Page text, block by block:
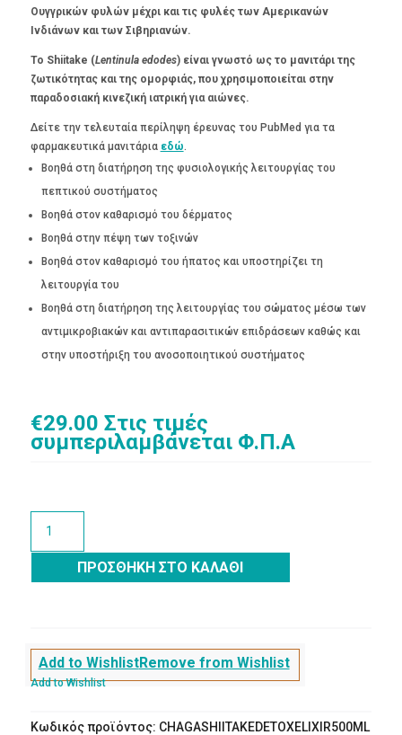
Ουγγρικών φυλών μέχρι και τις φυλές των Αμερικανών
Ινδιάνων και των Σιβηριανών.
Το Shiitake (Lentinula edodes) είναι γνωστό ως το μανιτάρι της
ζωτικότητας και της ομορφιάς, που χρησιμοποιείται στην
παραδοσιακή κινεζική ιατρική για αιώνες.
Δείτε την τελευταία περίληψη έρευνας του PubMed για τα
φαρμακευτικά μανιτάρια εδώ.
Βοηθά στη διατήρηση της φυσιολογικής λειτουργίας του
πεπτικού συστήματος
Βοηθά στον καθαρισμό του δέρματος
Βοηθά στην πέψη των τοξινών
Βοηθά στον καθαρισμό του ήπατος και υποστηρίζει τη
λειτουργία του
Βοηθά στη διατήρηση της λειτουργίας του σώματος μέσω των
αντιμικροβιακών και αντιπαρασιτικών επιδράσεων καθώς και
στην υποστήριξη του ανοσοποιητικού συστήματος
€29.00 Στις τιμές
συμπεριλαμβάνεται Φ.Π.Α
Shiitake
DETOX
φρούτα
του
πάθους
ποσότητα
ΠΡΟΣΘΉΚΗ ΣΤΟ ΚΑΛΆΘΙ
Add to WishlistRemove from Wishlist
Add to Wishlist
Κωδικός προϊόντος: CHAGASHIITAKEDETOXELIXIR500ML